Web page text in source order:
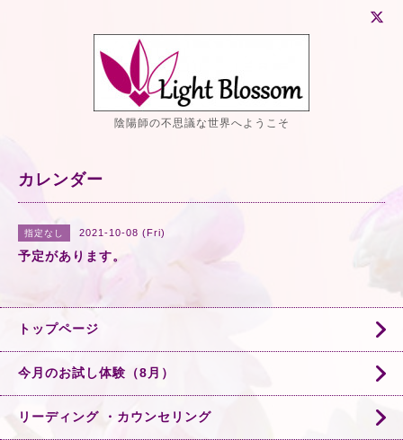
陰陽師の不思議な世界へようこそ
カレンダー
指定なし 2021-10-08 (Fri)
予定があります。
トップページ
今月のお試し体験（8月）
リーディング ・カウンセリング